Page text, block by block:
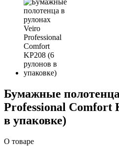
Бумажные
Professional Comfort
в упаковке)
О товаре